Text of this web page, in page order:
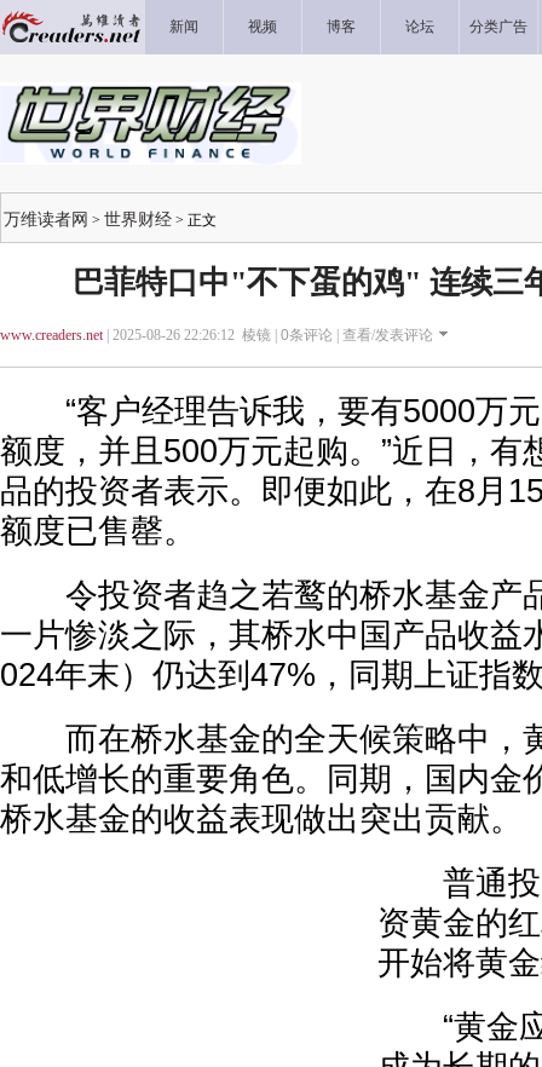
新闻 视频 博客 论坛 分类广告
万维读者网 > 世界财经 > 正文
巴菲特口中"不下蛋的鸡" 连续三
www.creaders.net| 2025-08-26 22:26:12 棱镜 | 0条评论 | 查看/发表评论
“客户经理告诉我，要有5000万元
额度，并且500万元起购。”近日，有
品的投资者表示。即便如此，在8月
额度已售罄。
令投资者趋之若鹜的桥水基金产
一片惨淡之际，其桥水中国产品收益
024年末）仍达到47%，同期上证指
而在桥水基金的全天候策略中，
和低增长的重要角色。同期，国内金
桥水基金的收益表现做出突出贡献。
普通投
资黄金的
开始将黄
“黄金应